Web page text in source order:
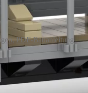
,PDF-Bauanleitung